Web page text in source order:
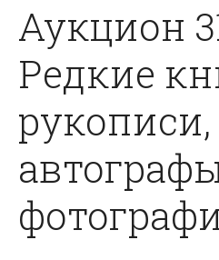
Аукцион
Редкие
рукописи,